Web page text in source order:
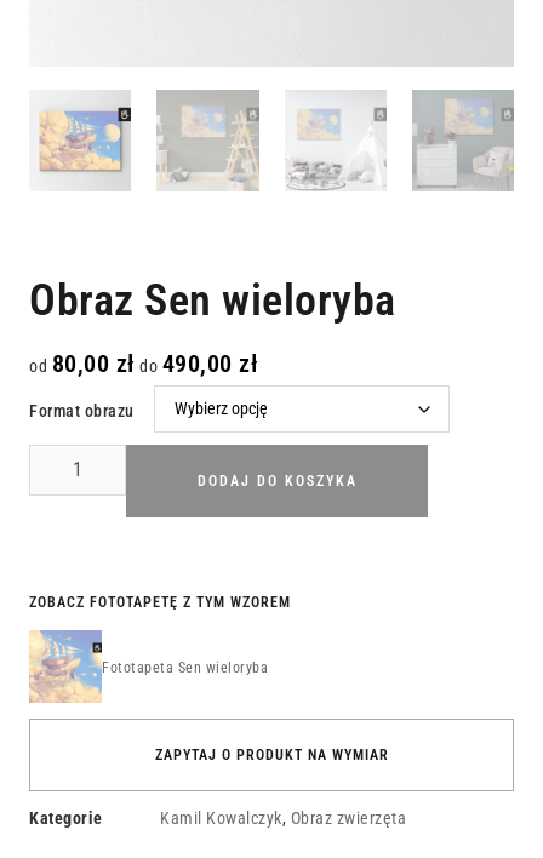
Obraz Sen wieloryba
od 80,00 zł do 490,00 zł
Format obrazu
DODAJ DO KOSZYKA
ZOBACZ FOTOTAPETĘ Z TYM WZOREM
Fototapeta Sen wieloryba
ZAPYTAJ O PRODUKT NA WYMIAR
Kategorie Kamil Kowalczyk, Obraz zwierzęta